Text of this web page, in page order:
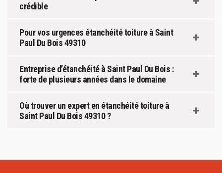
crédible
Pour vos urgences étanchéité toiture à Saint
Paul Du Bois 49310
Entreprise d’étanchéité à Saint Paul Du Bois :
forte de plusieurs années dans le domaine
Où trouver un expert en étanchéité toiture à
Saint Paul Du Bois 49310 ?